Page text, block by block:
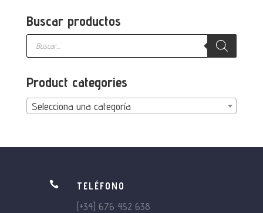
Buscar productos
Búsqueda
productos
Product categories
Selecciona una categoría

TELÉFONO
[+34] 676 452 638